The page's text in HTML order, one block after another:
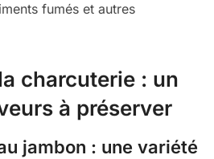
fumés et autres
charcuterie : un
à préserver
jambon : une variété